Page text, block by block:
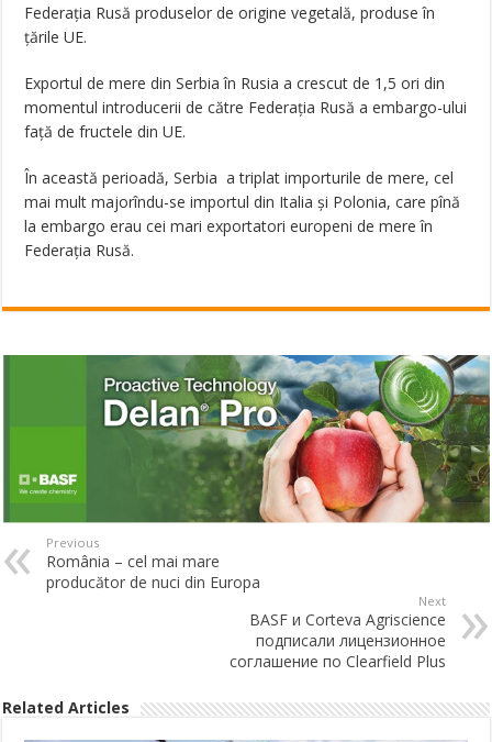
Federaţia Rusă produselor de origine vegetală, produse în
ţările UE.
Exportul de mere din Serbia în Rusia a crescut de 1,5 ori din
momentul introducerii de către Federaţia Rusă a embargo-ului
faţă de fructele din UE.
În această perioadă, Serbia a triplat importurile de mere, cel
mai mult majorîndu-se importul din Italia şi Polonia, care pînă
la embargo erau cei mari exportatori europeni de mere în
Federaţia Rusă.
Previous
România – cel mai mare
producător de nuci din Europa
Next
BASF и Corteva Agriscience
подписали лицензионное
соглашение по Clearfield Plus
Related Articles